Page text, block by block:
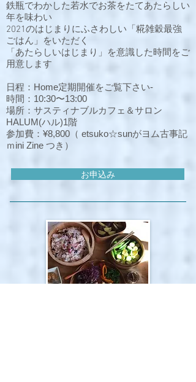
鉄瓶でわかした若水でお茶をたてあたらしい
年を味わい
2021のはじまりにふさわしい「糀雑穀最強
ごはん」をいただく
「あたらしいはじまり」を意識した時間をご
用意します
日程：Home定期開催をご覧下さい-
時間：10:30〜13:00
場所：サスティナブルカフェ＆サロン
HALUM(ハル)1階
参加費：¥8,800（ etsuko☆sunがヨム古事記
ｍini Zine つき）
お申込み